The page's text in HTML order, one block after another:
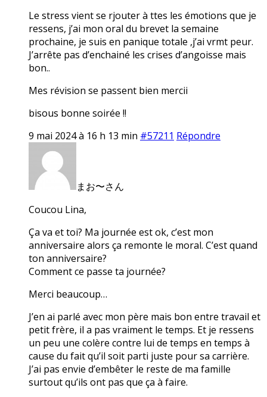
Le stress vient se rjouter à ttes les émotions que je
ressens, j’ai mon oral du brevet la semaine
prochaine, je suis en panique totale ,j’ai vrmt peur.
J’arrête pas d’enchainé les crises d’angoisse mais
bon..
Mes révision se passent bien mercii
bisous bonne soirée !!
9 mai 2024 à 16 h 13 min #57211 Répondre
まお〜さん
Coucou Lina,
Ça va et toi? Ma journée est ok, c’est mon
anniversaire alors ça remonte le moral. C’est quand
ton anniversaire?
Comment ce passe ta journée?
Merci beaucoup…
J’en ai parlé avec mon père mais bon entre travail et
petit frère, il a pas vraiment le temps. Et je ressens
un peu une colère contre lui de temps en temps à
cause du fait qu’il soit parti juste pour sa carrière.
J’ai pas envie d’embêter le reste de ma famille
surtout qu’ils ont pas que ça à faire.